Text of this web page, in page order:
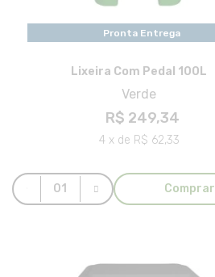
Pronta Entrega
Lixeira Com Pedal 100L
Verde
R$ 249,34
4 x de R$ 62,33
Comprar